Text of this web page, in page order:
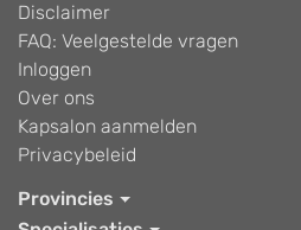
Disclaimer
FAQ: Veelgestelde vragen
Inloggen
Over ons
Kapsalon aanmelden
Privacybeleid
Provincies